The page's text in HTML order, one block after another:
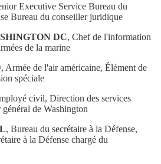
Executive Service Bureau du
Bureau du conseiller juridique
DC, Chef de l'information
de la marine
, Armée de l'air américaine, Élément de
spéciale
civil, Direction des services
de Washington
, Bureau du secrétaire à la Défense,
à la Défense chargé du